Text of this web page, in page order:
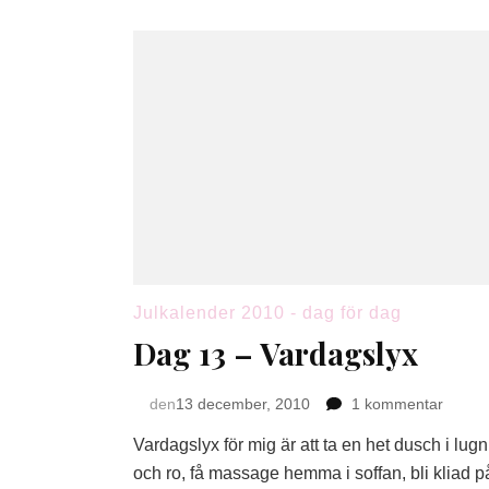
Julkalender 2010 - dag för dag
Dag 13 – Vardagslyx
den13 december, 2010 1 kommentartill
13
–
Vardagslyx för mig är att ta en het dusch i lugn
och ro, få massage hemma i soffan, bli kliad